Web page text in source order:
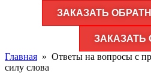
ЗАКАЗАТЬ
ЗАКАЗАТЬ
Главная » Ответы на вопросы с
силу слова